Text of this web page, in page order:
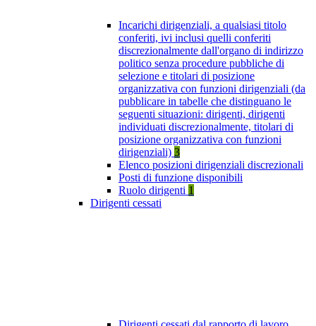
Incarichi dirigenziali, a qualsiasi titolo
conferiti, ivi inclusi quelli conferiti
discrezionalmente dall'organo di indirizzo
politico senza procedure pubbliche di
selezione e titolari di posizione
organizzativa con funzioni dirigenziali (da
pubblicare in tabelle che distinguano le
seguenti situazioni: dirigenti, dirigenti
individuati discrezionalmente, titolari di
posizione organizzativa con funzioni
dirigenziali) 3
Elenco posizioni dirigenziali discrezionali
Posti di funzione disponibili
Ruolo dirigenti 1
Dirigenti cessati